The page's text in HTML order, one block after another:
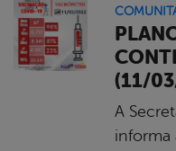
(11/
A
informa